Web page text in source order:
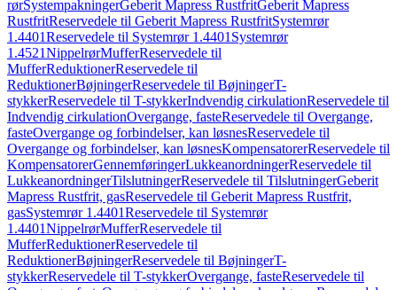
rørSystempakningerGeberit Mapress RustfritGeberit Mapress
RustfritReservedele til Geberit Mapress RustfritSystemrør
1.4401Reservedele til Systemrør 1.4401 Systemrør
1.4521NippelrørMufferReservedele til
MufferReduktionerReservedele til
ReduktionerBøjningerReservedele til BøjningerT-
stykkerReservedele til T-stykkerIndvendig cirkulationReservedele til
Indvendig cirkulationOvergange, fasteReservedele til Overgange,
fasteOvergange og forbindelser, kan løsnesReservedele til
Overgange og forbindelser, kan løsnesKompensatorerReservedele til
KompensatorerGennemføringerLukkeanordningerReservedele til
LukkeanordningerTilslutningerReservedele til TilslutningerGeberit
Mapress Rustfrit, gasReservedele til Geberit Mapress Rustfrit,
gasSystemrør 1.4401Reservedele til Systemrør
1.4401NippelrørMufferReservedele til
MufferReduktionerReservedele til
ReduktionerBøjningerReservedele til BøjningerT-
stykkerReservedele til T-stykkerOvergange, fasteReservedele til